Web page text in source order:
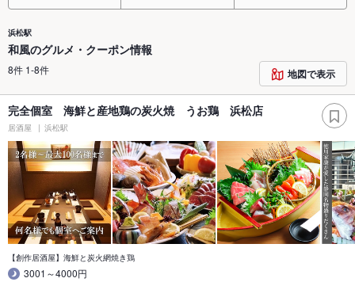
浜松駅
和風のグルメ・クーポン情報
8件 1-8件 地図で表示
完全個室 海鮮と産地鶏の炭火焼 うお鶏 浜松店
居酒屋 浜松駅
【創作居酒屋】海鮮と炭火網焼き鶏
3001～4000円